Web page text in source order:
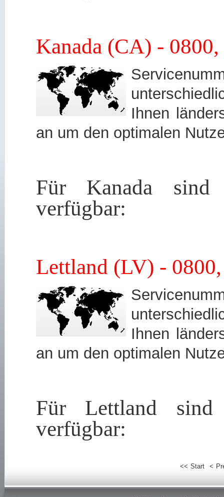
Kanada (CA) -
Ihnen
an um den optimalen
Für Kanada sind
verfügbar:
Lettland (LV) -
Ihnen
an um den optimalen
Für Lettland sind
verfügbar:
Start